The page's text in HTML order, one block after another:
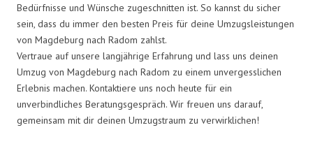
Bedürfnisse und Wünsche zugeschnitten ist. So kannst du sicher
sein, dass du immer den besten Preis für deine Umzugsleistungen
von Magdeburg nach Radom zahlst.
Vertraue auf unsere langjährige Erfahrung und lass uns deinen
Umzug von Magdeburg nach Radom zu einem unvergesslichen
Erlebnis machen. Kontaktiere uns noch heute für ein
unverbindliches Beratungsgespräch. Wir freuen uns darauf,
gemeinsam mit dir deinen Umzugstraum zu verwirklichen!